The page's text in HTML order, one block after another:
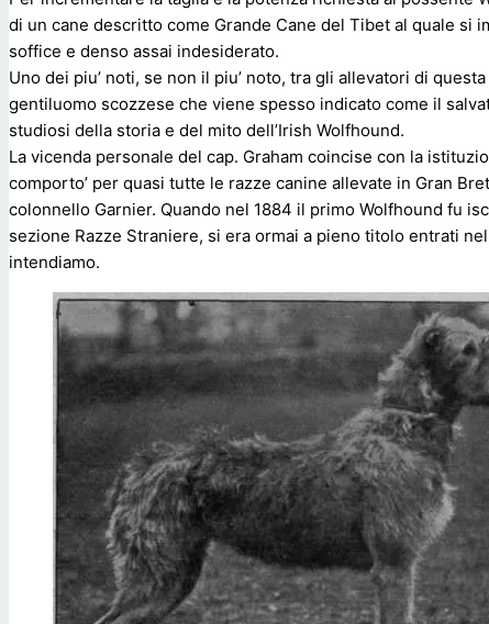
di un cane descritto come Grande Cane del Tibet al quale si
soffice e denso assai indesiderato.
Uno dei piu’ noti, se non il piu’ noto, tra gli allevatori di
gentiluomo scozzese che viene spesso indicato come il
studiosi della storia e del mito dell’Irish Wolfhound.
La vicenda personale del cap. Graham coincise con la
comporto’ per quasi tutte le razze canine allevate in Gran
colonnello Garnier. Quando nel 1884 il primo Wolfhound fu
sezione Razze Straniere, si era ormai a pieno titolo entrati
intendiamo.